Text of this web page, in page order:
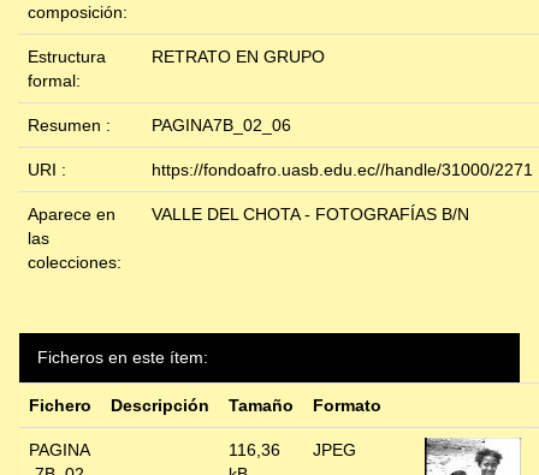
composición:
Estructura
formal:
RETRATO EN GRUPO
Resumen : PAGINA7B_02_06
URI : https://fondoafro.uasb.edu.ec//handle/31000/2271
Aparece en
las
colecciones:
VALLE DEL CHOTA - FOTOGRAFÍAS B/N
Ficheros en este ítem:
Fichero Descripción Tamaño Formato
PAGINA
116,36
JPEG